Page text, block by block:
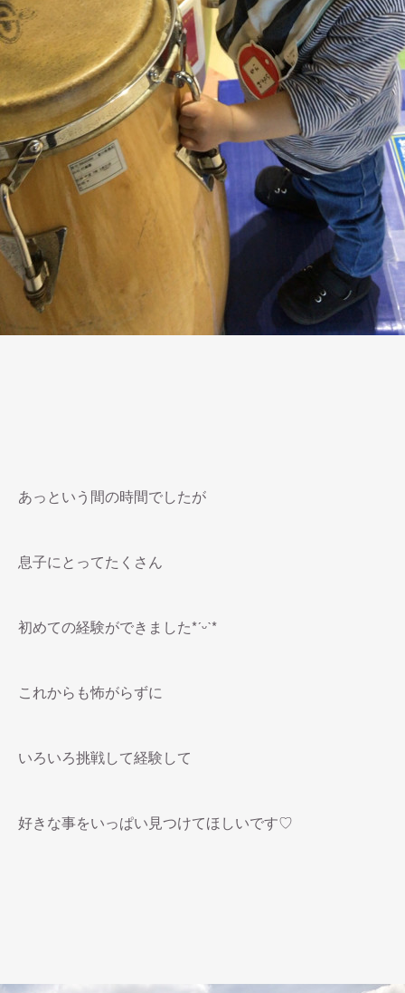
あっという間の時間でしたが
息子にとってたくさん
初めての経験ができました*ˊᵕˋ*
これからも怖がらずに
いろいろ挑戦して経験して
好きな事をいっぱい見つけてほしいです♡